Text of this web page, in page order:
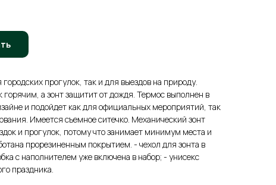
прогулок, так и для выездов на природу.
а зонт защитит от дождя. Термос выполнен в
и подойдет как для официальных мероприятий, так
Имеется съемное ситечко. Механический зонт
и прогулок, потому что занимает минимум места и
прорезиненным покрытием. - чехол для зонта в
с наполнителем уже включена в набор; - унисекс
праздника.